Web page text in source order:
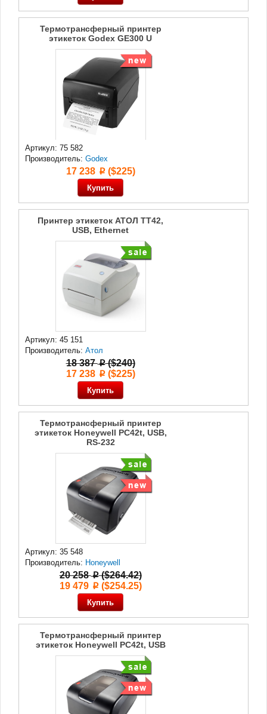
Термотрансферный принтер
этикеток Godex GE300 U
Артикул: 75 582
Производитель: Godex
17 238 p($225)
Принтер этикеток АТОЛ TT42,
USB, Ethernet
Артикул: 45 151
Производитель: Атол
18 387p($240)
17 238 p($225)
Термотрансферный принтер
этикеток Honeywell PC42t, USB,
RS-232
Артикул: 35 548
Производитель: Honeywell
20 258p($264.42)
19 479 p($254.25)
Термотрансферный принтер
этикеток Honeywell PC42t, USB